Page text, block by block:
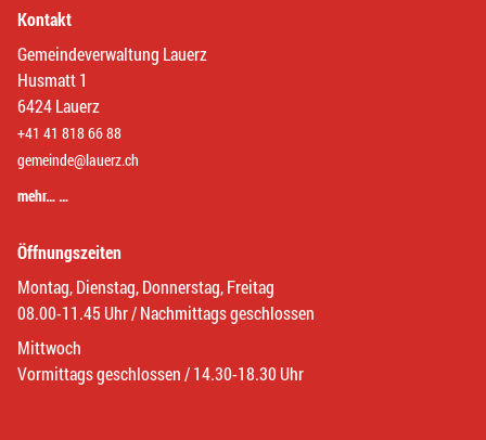
Kontakt
Gemeindeverwaltung Lauerz
Husmatt 1
6424 Lauerz
+41 41 818 66 88
gemeinde@lauerz.ch
mehr… …
Öffnungszeiten
Montag, Dienstag, Donnerstag, Freitag
08.00-11.45 Uhr / Nachmittags geschlossen
Mittwoch
Vormittags geschlossen / 14.30-18.30 Uhr